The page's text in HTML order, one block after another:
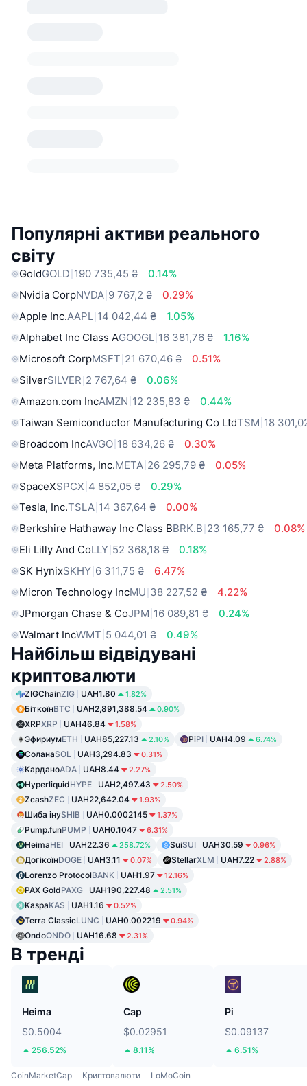
Популярні активи реального
світу
GoldGOLD 190 735,45 ₴
0.14%
Nvidia CorpNVDA 9 767,2 ₴
0.29%
Apple Inc.AAPL 14 042,44 ₴
1.05%
Alphabet Inc Class AGOOGL 16 381,76 ₴
1.16%
Microsoft CorpMSFT 21 670,46 ₴
0.51%
SilverSILVER 2 767,64 ₴
0.06%
Amazon.com IncAMZN 12 235,83 ₴
0.44%
Taiwan Semiconductor Manufacturing Co LtdTSM 18
Broadcom IncAVGO 18 634,26 ₴
0.30%
Meta Platforms, Inc.META 26 295,79 ₴
0.05%
SpaceXSPCX 4 852,05 ₴
0.29%
Tesla, Inc.TSLA 14 367,64 ₴
0.00%
Berkshire Hathaway Inc Class BBRK.B 23 165,77 ₴
0.08%
Eli Lilly And CoLLY 52 368,18 ₴
0.18%
SK HynixSKHY 6 311,75 ₴
6.47%
Micron Technology IncMU 38 227,52 ₴
4.22%
JPmorgan Chase & CoJPM 16 089,81 ₴
0.24%
Walmart IncWMT 5 044,01 ₴ 0.49%
Найбільш відвідувані
криптовалюти
ZIGChainZIG UAH1.80 1.82%
БіткоїнBTC UAH2,891,388.54 0.90%
XRPXRP UAH46.84 1.58%
ЭфириумETH UAH85,227.13 2.10% PiPI UAH4.09 6.74%
СоланаSOL UAH3,294.83 0.31%
КарданоADA UAH8.44 2.27%
HyperliquidHYPE UAH2,497.43 2.50%
ZcashZEC UAH22,642.04 1.93%
Шиба інуSHIB UAH0.0002145 1.37%
Pump.funPUMP UAH0.1047 6.31%
HeimaHEI UAH22.36 258.72% SuiSUI UAH30.59 0.96%
ДогікоїнDOGE UAH3.11 0.07% StellarXLM UAH7.22 2.88%
Lorenzo ProtocolBANK UAH1.97 12.16%
PAX GoldPAXG UAH190,227.48 2.51%
KaspaKAS UAH1.16 0.52%
Terra ClassicLUNC UAH0.002219 0.94%
OndoONDO UAH16.68 2.31%
В тренді
Heima
$0.5004
256.52%
Cap
$0.02951
8.11%
Pi
$0.09137
6.51%
CoinMarketCap Криптовалюти LoMoCoin